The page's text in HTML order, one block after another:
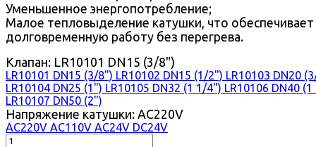
Уменьшенное энергопотребление;
Малое тепловыделение катушки, что обеспечивает
долговременную работу без перегрева.
Клапан: LR10101 DN15 (3/8")
LR10101 DN15 (3/8") LR10102 DN15 (1/2") LR10103 DN20
LR10104 DN25 (1") LR10105 DN32 (1 1/4") LR10106 DN40
LR10107 DN50 (2")
Напряжение катушки: AC220V
AC220V AC110V AC24V DC24V